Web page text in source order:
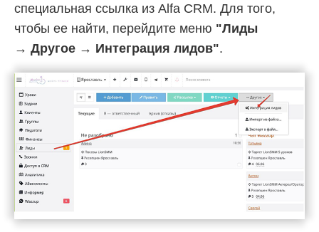
специальная ссылка из Alfa CRM. Для того,
чтобы ее найти, перейдите меню "Лиды
→ Другое → Интеграция лидов".